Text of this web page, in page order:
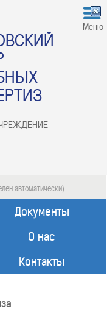
Меню
автоматически)
Документы
О нас
Контакты